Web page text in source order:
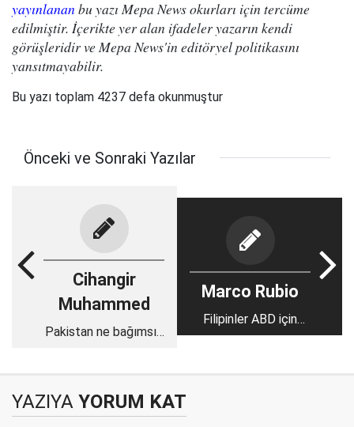
yayınlanan bu yazı Mepa News okurları için tercüme
edilmiştir. İçerikte yer alan ifadeler yazarın kendi
görüşleridir ve Mepa News'in editöryel politikasını
yansıtmayabilir.
Bu yazı toplam 4237 defa okunmuştur
Önceki ve Sonraki Yazılar
Cihangir
Muhammed
Pakistan ne bağımsız
Marco Rubio
Filipinler ABD için
neden önemli?
YAZIYA YORUM KAT